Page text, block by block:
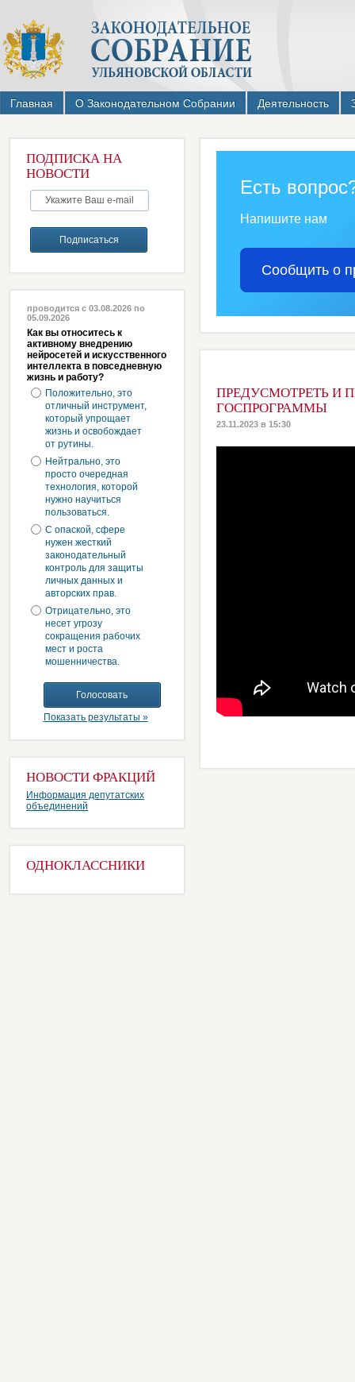
Главная О Законодательном Собрании Деятельность
ПОДПИСКА НА
НОВОСТИ
проводится с 03.08.2026 по
05.09.2026
Как вы относитесь к
активному внедрению
нейросетей и искусственного
интеллекта в повседневную
жизнь и работу?
Положительно, это
отличный инструмент,
который упрощает
жизнь и освобождает
от рутины.
Нейтрально, это
просто очередная
технология, которой
нужно научиться
пользоваться.
С опаской, сфере
нужен жесткий
законодательный
контроль для защиты
личных данных и
авторских прав.
Отрицательно, это
несет угрозу
сокращения рабочих
мест и роста
мошенничества.
Показать результаты »
НОВОСТИ ФРАКЦИЙ
Информация депутатских
объединений
ОДНОКЛАССНИКИ
Есть
Напишите нам
Сообщить о
ПРЕДУСМОТРЕТЬ И
ГОСПРОГРАММЫ
23.11.2023 в 15:30